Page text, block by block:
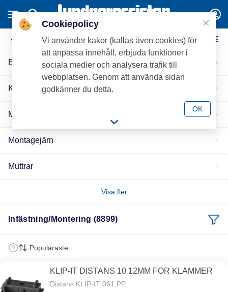
Infästning/Montering
Brickor
Konstruktion
Montage-/Skensystem
Montagejärn
Muttrar
Visa fler
Infästning/Montering (8899)
KLIP-IT DISTANS 10 12MM FÖR KLAMMER
Distans KLIP-IT 061 PP
Cookiepolicy
Vi använder kakor (kallas även cookies) för
att anpassa innehåll, erbjuda funktioner i
sociala medier och analysera trafik till
webbplatsen. Genom att använda sidan
godkänner du detta.
OK